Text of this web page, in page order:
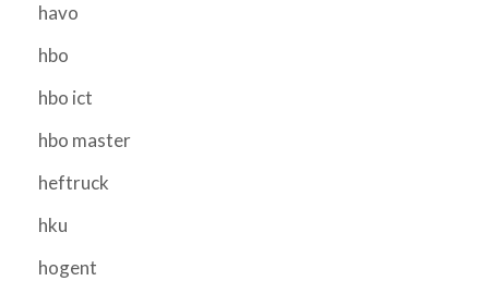
havo
hbo
hbo ict
hbo master
heftruck
hku
hogent